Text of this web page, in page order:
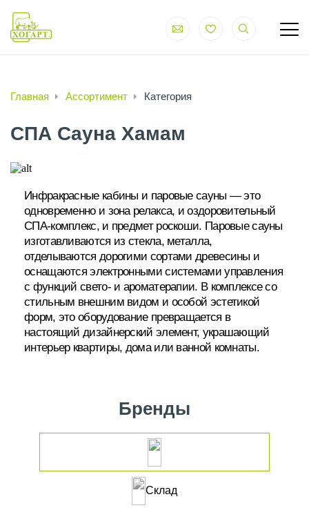
Главная Ассортимент Категория
СПА Сауна Хамам
Инфракрасные кабины и паровые сауны — это
одновременно и зона релакса, и оздоровительный
СПА-комплекс, и предмет роскоши. Паровые сауны
изготавливаются из стекла, металла,
отделываются дорогими сортами древесины и
оснащаются электронными системами управления
с функций свето- и ароматерапии. В комплексе со
стильным внешним видом и особой эстетикой
форм, это оборудование превращается в
настоящий дизайнерский элемент, украшающий
интерьер квартиры, дома или ванной комнаты.
Бренды
Склад